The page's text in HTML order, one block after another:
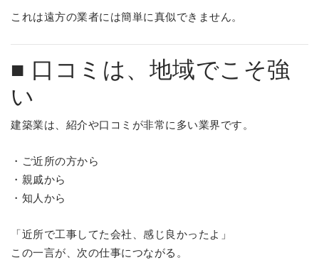
これは遠方の業者には簡単に真似できません。
■ 口コミは、地域でこそ強
い
建築業は、紹介や口コミが非常に多い業界です。
・ご近所の方から
・親戚から
・知人から
「近所で工事してた会社、感じ良かったよ」
この一言が、次の仕事につながる。